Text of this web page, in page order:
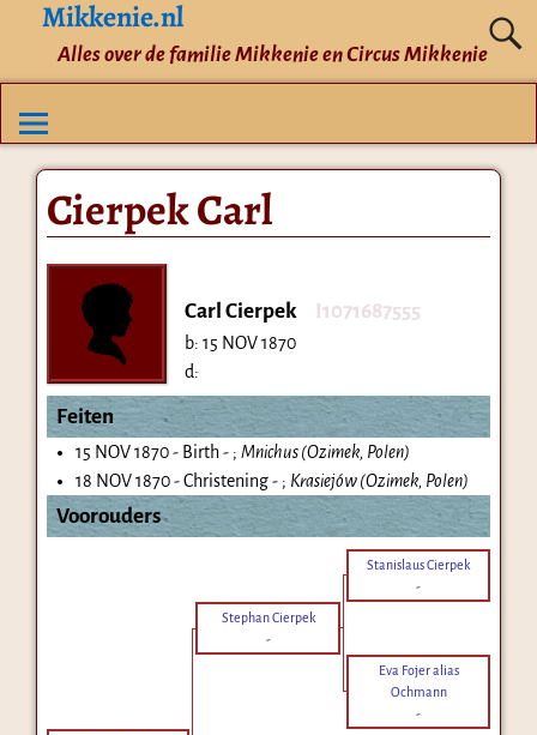
Mikkenie.nl
Alles over de familie Mikkenie en Circus Mikkenie
Cierpek Carl
Carl Cierpek I1071687555
b: 15 NOV 1870
d:
Feiten
15 NOV 1870 - Birth - ; Mnichus (Ozimek, Polen)
18 NOV 1870 - Christening - ; Krasiejów (Ozimek, Polen)
Voorouders
Stanislaus Cierpek
-
Stephan Cierpek
-
Eva Fojer alias
Ochmann
-